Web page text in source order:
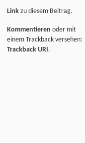
Link zu diesem Beitrag.
Kommentieren oder mit
einem Trackback versehen:
Trackback URI.